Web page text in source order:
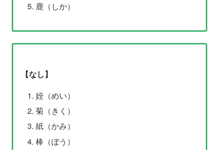
鹿（しか）
【なし】
姪（めい）
菊（きく）
紙（かみ）
棒（ぼう）